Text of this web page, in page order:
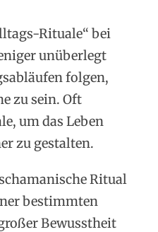
Rituale“ bei
unüberlegt
folgen,
zu sein. Oft
um das Leben
zu gestalten.
Ritual
bestimmten
Bewusstheit